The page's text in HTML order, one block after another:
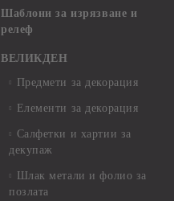
Шаблони за изрязване и
релеф
ВЕЛИКДЕН
Предмети за декорация
Елементи за декорация
Салфетки и хартии за
декупаж
Шлак метали и фолио за
позлата